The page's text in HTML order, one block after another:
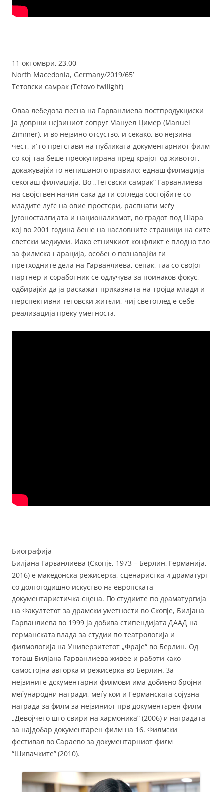
11 октомври, 23.00
North Macedonia, Germany/2019/65’
Тетовски самрак (Tetovo twilight)
Оваа лебедова песна на Гарванлиева постпродукциски
ја доврши нејзиниот сопруг Мануел Цимер (Manuel
Zimmer), и во нејзино отсуство, и секако, во нејзина
чест, и’ го претстави на публиката документарниот филм
со кој таа беше преокупирана пред крајот од животот,
докажувајќи го непишаното правило: еднаш филмаџија –
секогаш филмаџија. Во „Тетовски самрак“ Гарванлиева
на својствен начин сака да ги согледа состојбите со
младите луѓе на овие простори, распнати меѓу
југоносталгијата и национализмот, во градот под Шара
кој во 2001 година беше на насловните страници на сите
светски медиуми. Иако етничкиот конфликт е плодно тло
за филмска нарација, особено познавајќи ги
претходните дела на Гарванлиева, сепак, таа со својот
партнер и соработник се одлучува за поинаков фокус,
одбирајќи да ја раскажат приказната на тројца млади и
перспективни тетовски жители, чиј светоглед е себе-
реализација преку уметноста.
Биографијa
Билјана Гарванлиева (Скопје, 1973 – Берлин, Германија,
2016) е македонска режисерка, сценаристка и драматург
со долгогодишно искуство на европската
документаристичка сцена. По студиите по драматургија
на Факултетот за драмски уметности во Скопје, Билјана
Гарванлиева во 1999 ја добива стипендијата ДААД на
германската влада за студии по театрологија и
филмологија на Универзитетот „Фраје“ во Берлин. Од
тогаш Билјана Гарванлиева живее и работи како
самостојна авторка и режисерка во Берлин. За
нејзините документарни филмови има добиено бројни
меѓународни награди, меѓу кои и Германската сојузна
награда за филм за нејзиниот прв документарен филм
„Девојчето што свири на хармоника“ (2006) и наградата
за најдобар документарен филм на 16. Филмски
фестивал во Сараево за документарниот филм
“Шивачките” (2010).